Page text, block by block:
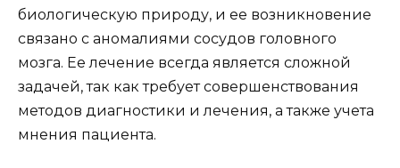
биологическую природу, и ее возникновение
связано с аномалиями сосудов головного
мозга. Ее лечение всегда является сложной
задачей, так как требует совершенствования
методов диагностики и лечения, а также учета
мнения пациента.